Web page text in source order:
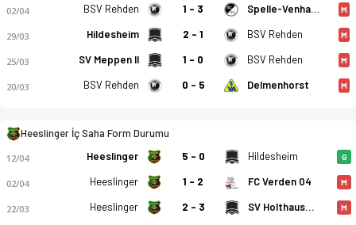
Heeslinger SC - BSV Rehden 3-0 bitti. Gol anları, kadro,
02/04 BSV Rehden 1 - 3 Spelle-Venhaus M
29/03 Hildesheim 2 - 1 BSV Rehden M
25/03 SV Meppen II 1 - 0 BSV Rehden M
20/03 BSV Rehden 0 - 5 Delmenhorst M
Heeslinger İç Saha Form Durumu
12/04 Heeslinger 5 - 0 Hildesheim G
02/04 Heeslinger 1 - 2 FC Verden 04 M
22/03 Heeslinger 2 - 3 SV Holthausen-Biene M